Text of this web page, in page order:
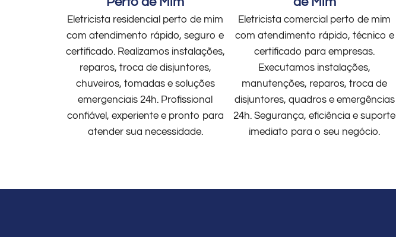
Eletricista residencial perto de mim
com atendimento rápido, seguro e
certificado. Realizamos instalações,
reparos, troca de disjuntores,
chuveiros, tomadas e soluções
emergenciais 24h. Profissional
confiável, experiente e pronto para
atender sua necessidade.
Eletricista comercial perto de mim
com atendimento rápido, técnico e
certificado para empresas.
Executamos instalações,
manutenções, reparos, troca de
disjuntores, quadros e emergências
24h. Segurança, eficiência e suporte
imediato para o seu negócio.